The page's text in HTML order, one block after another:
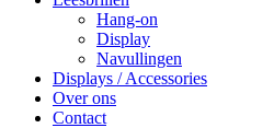
Hang-on
Display
Navullingen
Displays / Accessories
Over ons
Contact